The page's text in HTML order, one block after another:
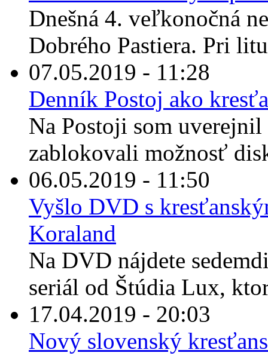
Dnešná 4. veľkonočná
Dobrého Pastiera. Pri
07.05.2019 - 11:28
Denník Postoj ako
Na Postoji som
zablokovali možnosť
06.05.2019 - 11:50
Vyšlo DVD s
Koraland
Na DVD nájdete
seriál od Štúdia Lux,
17.04.2019 - 20:03
Nový slovenský